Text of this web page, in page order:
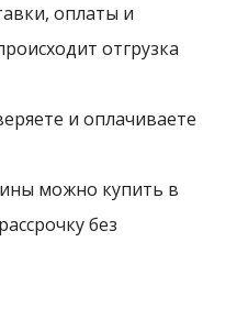
оплаты и
отгрузка
и оплачиваете
можно купить в
без